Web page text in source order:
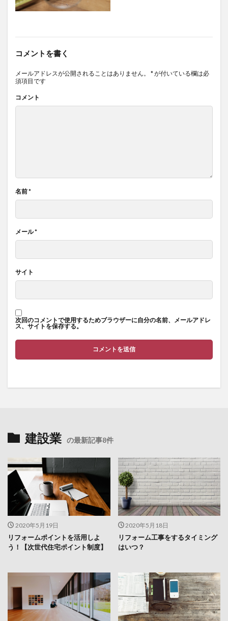
コメントを書く
メールアドレスが公開されることはありません。 *が付いている欄は必
須項目です
コメント
名前*
メール*
サイト
次回のコメントで使用するためブラウザーに自分の名前、メールアドレ
ス、サイトを保存する。
建設業 の最新記事8件
2020年5月19日
リフォームポイントを活用しよ
う！【次世代住宅ポイント制度】
2020年5月18日
リフォーム工事をするタイミング
はいつ？